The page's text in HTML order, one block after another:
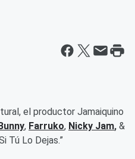
el productor Jamaiquino
, Farruko, Nicky Jam, &
Tú Lo Dejas.”